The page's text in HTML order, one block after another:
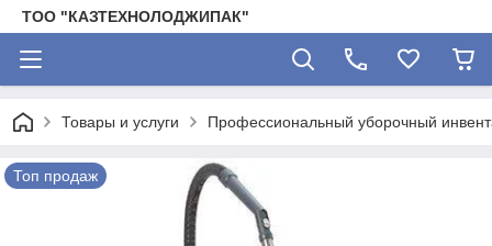
ТОО "КАЗТЕХНОЛОДЖИПАК"
Товары и услуги Профессиональный уборочный
Топ продаж